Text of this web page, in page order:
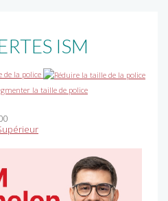
ISM
de la police